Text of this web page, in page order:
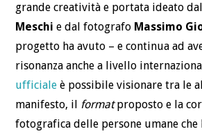
LA CASSETTA DEGLI
ATTREZZI
LINGUAGGIO NON
DISCRIMINATORIO
grande creatività e portata ideato
Meschi e dal fotografo Massimo
progetto ha avuto – e continua ad
risonanza anche a livello
ufficiale è possibile visionare tra le
manifesto, il formatproposto e la
fotografica delle persone umane